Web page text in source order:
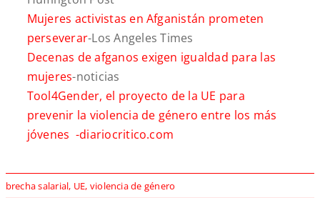
Mujeres activistas en Afganistán prometen
perseverar-Los Angeles Times
Decenas de afganos exigen igualdad para las
mujeres-noticias
Tool4Gender, el proyecto de la UE para
prevenir la violencia de género entre los más
jóvenes -diariocritico.com
brecha salarial, UE, violencia de género